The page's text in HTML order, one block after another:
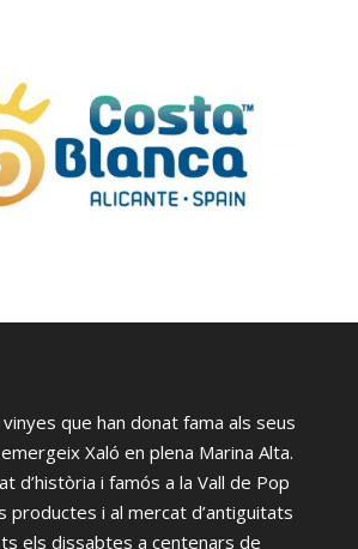
que han donat fama als seus
Xaló en plena Marina Alta.
d’història i famós a la Vall de Pop
productes i al mercat d’antiguitats
els dissabtes a centenars de